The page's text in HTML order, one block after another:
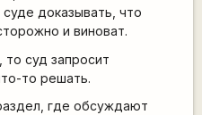
доказывать, что
и виноват.
суд запросит
то решать.
где обсуждают